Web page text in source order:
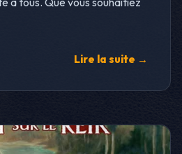
Lire la suite →